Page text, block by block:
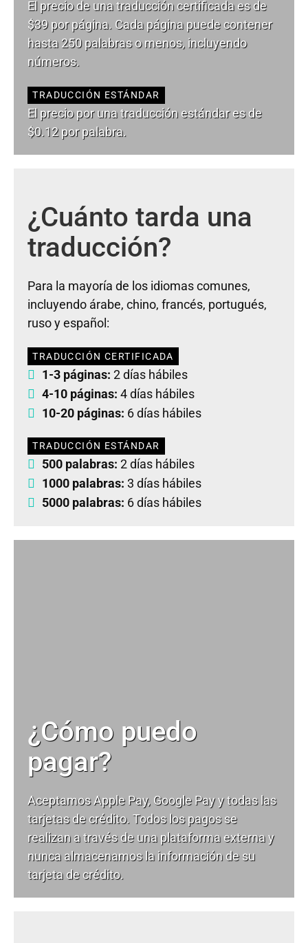
El precio de una traducción certificada es de
$39 por página. Cada página puede contener
hasta 250 palabras o menos, incluyendo
números.
TRADUCCIÓN ESTÁNDAR
El precio por una traducción estándar es de
$0.12 por palabra.
¿Cuánto tarda una
traducción?
Para la mayoría de los idiomas comunes,
incluyendo árabe, chino, francés, portugués,
ruso y español:
TRADUCCIÓN CERTIFICADA
1-3 páginas: 2 días hábiles
4-10 páginas: 4 días hábiles
10-20 páginas: 6 días hábiles
TRADUCCIÓN ESTÁNDAR
500 palabras: 2 días hábiles
1000 palabras: 3 días hábiles
5000 palabras: 6 días hábiles
¿Cómo puedo
pagar?
Aceptamos Apple Pay, Google Pay y todas las
tarjetas de crédito. Todos los pagos se
realizan a través de una plataforma externa y
nunca almacenamos la información de su
tarjeta de crédito.